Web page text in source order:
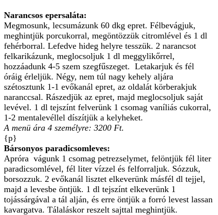
Narancsos epersaláta:
Megmosunk, lecsumázunk 60 dkg epret. Félbevágjuk,
meghintjük porcukorral, megöntözzük citromlével és 1 dl
fehérborral. Lefedve hideg helyre tesszük. 2 narancsot
felkarikázunk, meglocsoljuk 1 dl meggylikőrrel,
hozzáadunk 4-5 szem szegfűszeget. Letakarjuk és fél
óráig érleljük. Négy, nem túl nagy kehely aljára
szétosztunk 1-1 evőkanál epret, az oldalát körberakjuk
naranccsal. Rászedjük az epret, majd meglocsoljuk saját
levével. 1 dl tejszínt felverünk 1 csomag vaníliás cukorral,
1-2 mentalevéllel díszítjük a kelyheket.
A menü ára 4 személyre: 3200 Ft.
{p}
Bársonyos paradicsomleves:
Apróra vágunk 1 csomag petrezselymet, felöntjük fél liter
paradicsomlével, fél liter vízzel és felforraljuk. Sózzuk,
borsozzuk. 2 evőkanál lisztet elkeverünk másfél dl tejjel,
majd a levesbe öntjük. 1 dl tejszínt elkeverünk 1
tojássárgával a tál alján, és erre öntjük a forró levest lassan
kavargatva. Tálaláskor reszelt sajttal meghintjük.